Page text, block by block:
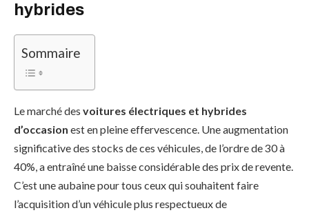
hybrides
Sommaire
Le marché des voitures électriques et hybrides
d’occasion est en pleine effervescence. Une augmentation
significative des stocks de ces véhicules, de l’ordre de 30 à
40%, a entraîné une baisse considérable des prix de revente.
C’est une aubaine pour tous ceux qui souhaitent faire
l’acquisition d’un véhicule plus respectueux de